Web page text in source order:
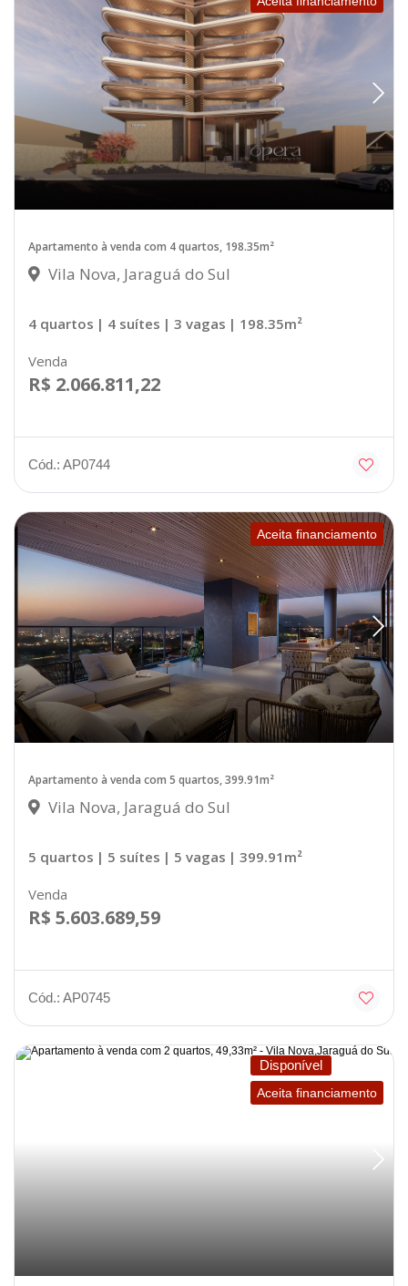
Apartamento à venda com 4 quartos, 198.35m²
Vila Nova, Jaraguá do Sul
4 quartos | 4 suítes | 3 vagas | 198.35m²
Venda
R$ 2.066.811,22
Cód.: AP0744
Aceita financiamento
Apartamento à venda com 5 quartos, 399.91m²
Vila Nova, Jaraguá do Sul
5 quartos | 5 suítes | 5 vagas | 399.91m²
Venda
R$ 5.603.689,59
Cód.: AP0745
Disponível
Aceita financiamento